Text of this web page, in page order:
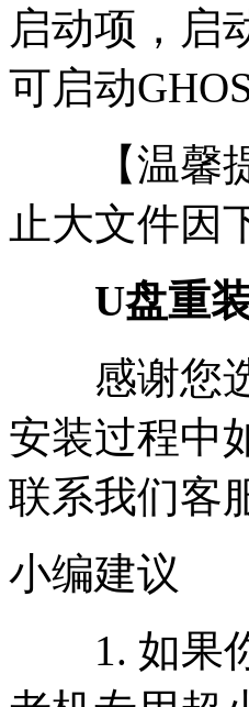
启动项，启
可启动
【温馨提
止大文件因
U盘重
感谢您选
安装过程中
联系我们客
小编建议
1. 如果你